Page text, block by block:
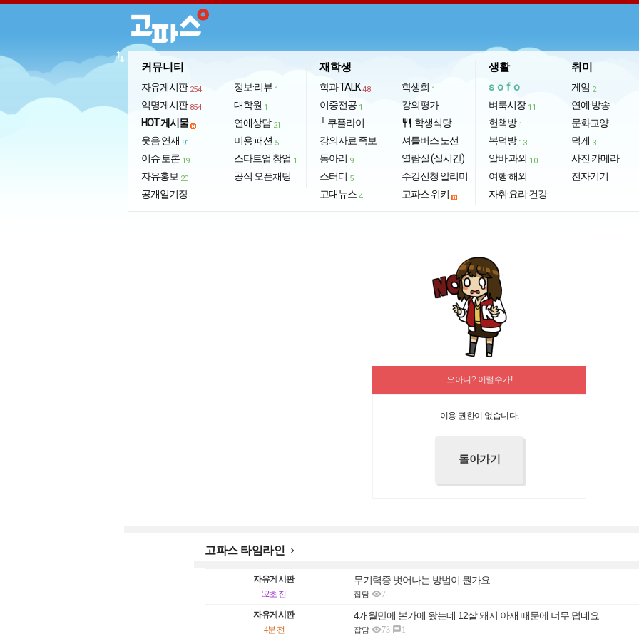
커뮤니티
자유게시판 254
익명게시판 854
HOT 게시물
웃음·연재 91
이슈·토론 19
자유홍보 20
공개일기장
정보·리뷰 1
대학원 1
연애상담 21
미용·패션 5
스타트업·창업 1
공식 오픈채팅
재학생
학과 TALK 48
이중전공 1
└ 쿠플라이
강의자료·족보
동아리 9
스터디 5
고대뉴스 4
학생회 1
강의평가
restaurant 학생식당
셔틀버스 노선
열람실 (실시간)
수강신청 알리미
고파스 위키
생활
sofo
벼룩시장 11
헌책방 1
복덕방 13
알바·과외 10
여행·해외
자취·요리·건강
취미
게임 2
연예·방송
문화교양
덕게 3
사진·카메라
전자기기
import_export
으아니? 이럴수가!
이용 권한이 없습니다.
고파스 타임라인 
자유게시판 무기력증 벗어나는 방법이 뭔가요
52초 전 잡담 7
자유게시판 4개월만에 본가에 왔는데 12살 돼지 아재 때문에 너무 덥네요
4분 전 잡담 73 1